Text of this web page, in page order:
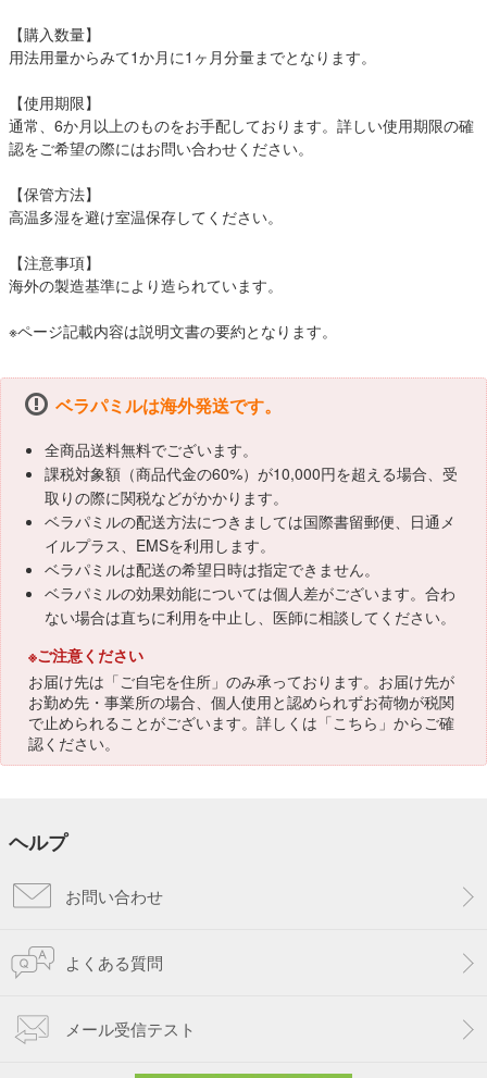
【購入数量】
用法用量からみて1か月に1ヶ月分量までとなります。
【使用期限】
通常、6か月以上のものをお手配しております。詳しい使用期限の確
認をご希望の際にはお問い合わせください。
【保管方法】
高温多湿を避け室温保存してください。
【注意事項】
海外の製造基準により造られています。
※ページ記載内容は説明文書の要約となります。
ベラパミルは海外発送です。
全商品送料無料でございます。
課税対象額（商品代金の60%）が10,000円を超える場合、受
取りの際に関税などがかかります。
ベラパミルの配送方法につきましては国際書留郵便、日通メ
イルプラス、EMSを利用します。
ベラパミルは配送の希望日時は指定できません。
ベラパミルの効果効能については個人差がございます。合わ
ない場合は直ちに利用を中止し、医師に相談してください。
※ご注意ください
お届け先は「ご自宅を住所」のみ承っております。お届け先が
お勤め先・事業所の場合、個人使用と認められずお荷物が税関
で止められることがございます。詳しくは「こちら 」からご確
認ください。
ヘルプ
お問い合わせ
よくある質問
メール受信テスト